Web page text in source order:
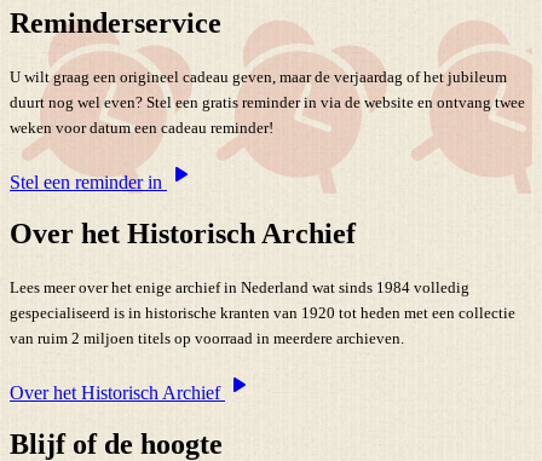
Reminderservice
U wilt graag een origineel cadeau geven, maar de verjaardag of het jubileum
duurt nog wel even? Stel een gratis reminder in via de website en ontvang twee
weken voor datum een cadeau reminder!
Stel een reminder in
Over het Historisch Archief
Lees meer over het enige archief in Nederland wat sinds 1984 volledig
gespecialiseerd is in historische kranten van 1920 tot heden met een collectie
van ruim 2 miljoen titels op voorraad in meerdere archieven.
Over het Historisch Archief
Blijf of de hoogte